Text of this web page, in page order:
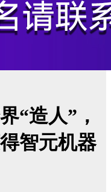
“造人”，
智元机器